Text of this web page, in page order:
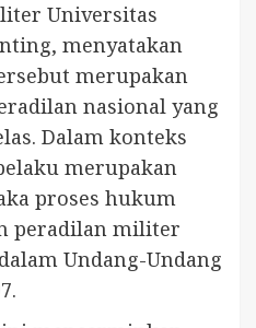
Universitas
menyatakan
merupakan
nasional yang
Dalam konteks
merupakan
proses hukum
peradilan militer
Undang-Undang